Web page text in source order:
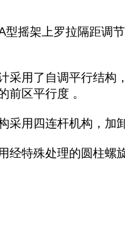
型摇架上罗拉隔距调
采用了自调平行结构
前区平行度 。
采用四连杆机构，加
经特殊处理的圆柱螺